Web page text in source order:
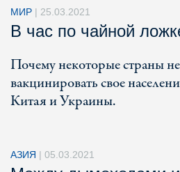
МИР | 25.03.2021
В час по чайной
Почему некоторые страны
вакцинировать свое
Китая и Украины.
АЗИЯ | 05.03.2021